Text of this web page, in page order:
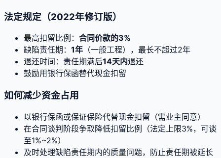
法定规定（2022年修订版）
最高扣留比例： 合同价款的3%
缺陷责任期： 1年 （一般工程），最长不超过2年
退还时间：责任期满后14天内退还
鼓励用银行保函替代现金扣留
如何减少资金占用
以银行保函或保证保险代替现金扣留（需业主同意）
在合同谈判阶段争取降低扣留比例（法定上限3%，可谈
至1%~2%）
及时处理缺陷责任期内的质量问题，防止责任期被延长